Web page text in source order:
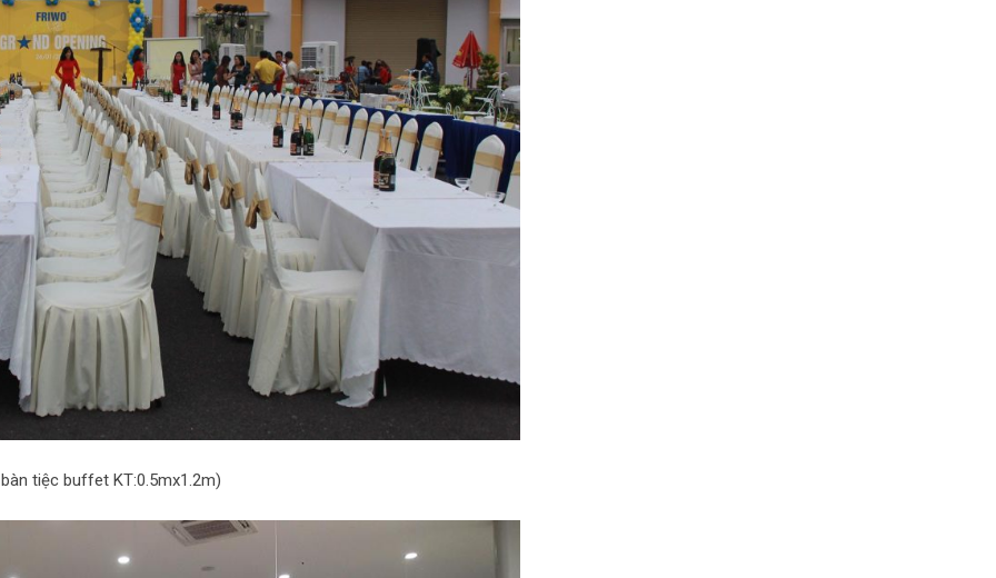
tiệc buffet KT:0.5mx1.2m)